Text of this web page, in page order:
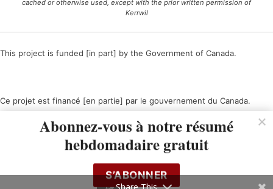
cached or otherwise used, except with the prior written permission of
Kerrwil
This project is funded [in part] by the Government of Canada.
Ce projet est financé [en partie] par le gouvernement du Canada.
Abonnez-vous à notre résumé
hebdomadaire gratuit
S’ABONNER